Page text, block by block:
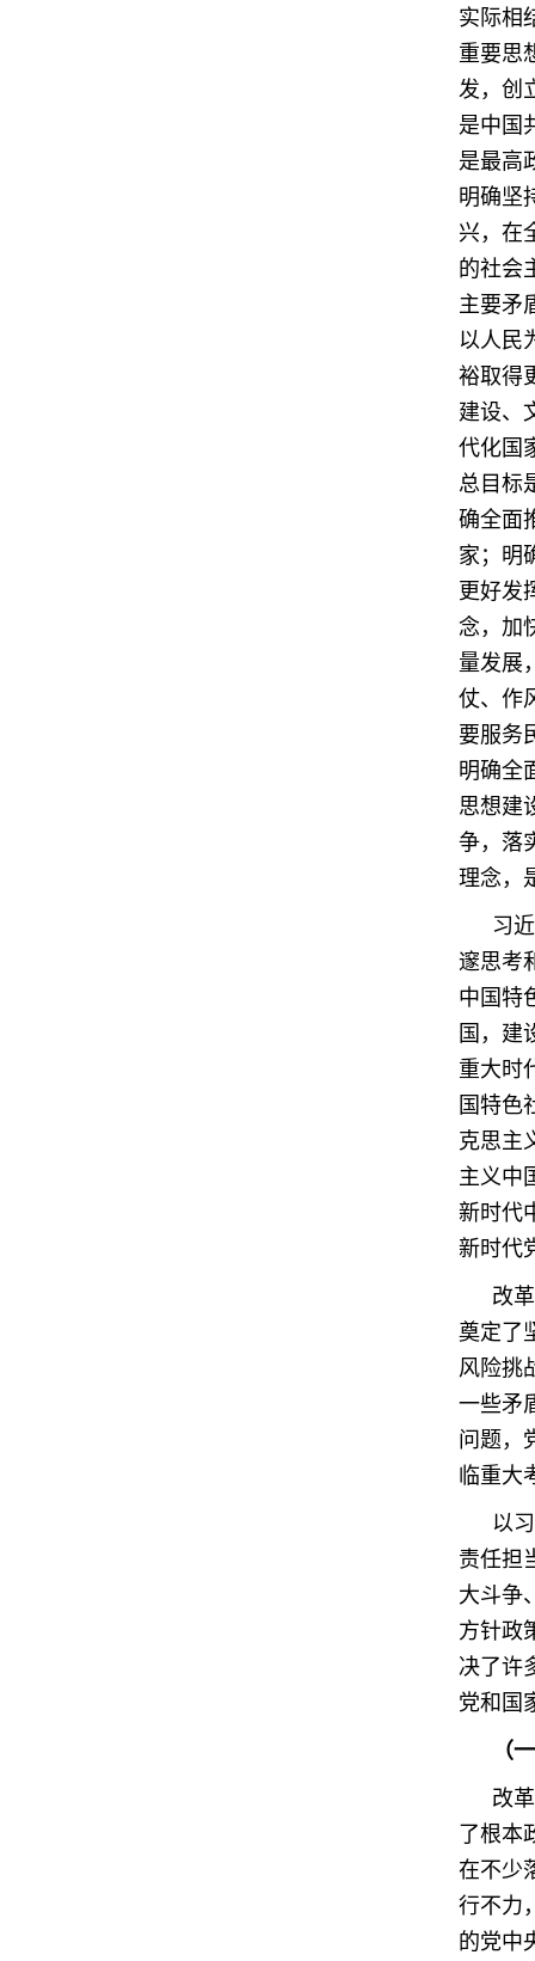
实际相
重要思
发，创
是中国
是最高
明确坚
兴，在
的社会
主要矛
以人民
裕取得
建设、
代化国
总目标
确全面
家；明
更好发
念，加
量发展
仗、作
要服务
明确全
思想建
争，落
理念，
习
邃思考
中国特
国，建
重大时
国特色
克思主
主义中
新时代
新时代
改
奠定了
风险挑
一些矛
问题，
临重大
以
责任担
大斗争
方针政
决了许
党和国
（
改
了根本
在不少
行不力
的党中